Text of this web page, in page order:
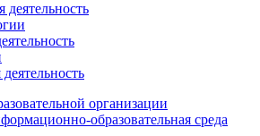
деятельность
организации
образовательная среда